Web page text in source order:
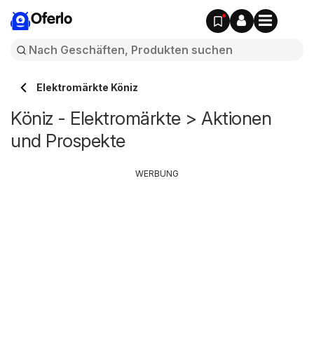
Oferlo
Elektromärkte Köniz
Köniz - Elektromärkte > Aktionen
und Prospekte
WERBUNG